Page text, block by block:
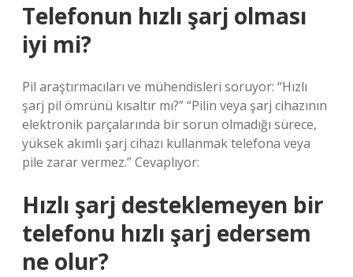
Telefonun hızlı şarj olması
iyi mi?
Pil araştırmacıları ve mühendisleri soruyor: “Hızlı
şarj pil ömrünü kısaltır mı?” “Pilin veya şarj cihazının
elektronik parçalarında bir sorun olmadığı sürece,
yüksek akımlı şarj cihazı kullanmak telefona veya
pile zarar vermez.” Cevaplıyor:
Hızlı şarj desteklemeyen bir
telefonu hızlı şarj edersem
ne olur?